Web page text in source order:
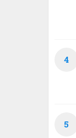
4
5